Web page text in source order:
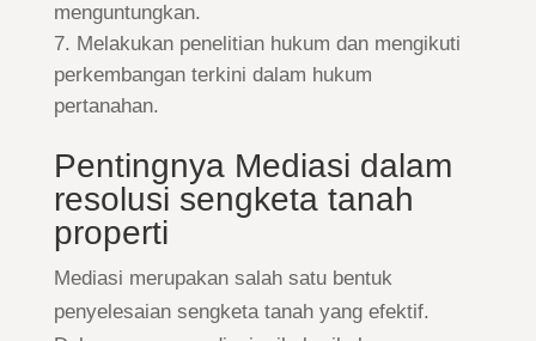
menguntungkan.
Melakukan penelitian hukum dan mengikuti
perkembangan terkini dalam hukum
pertanahan.
Pentingnya Mediasi dalam
resolusi sengketa tanah
properti
Mediasi merupakan salah satu bentuk
penyelesaian sengketa tanah yang efektif.